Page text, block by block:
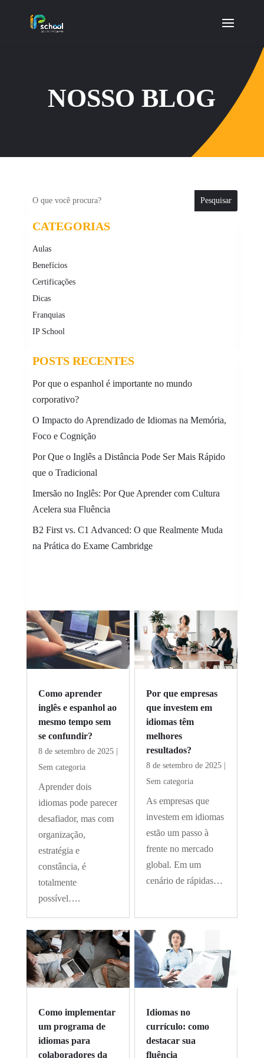
NOSSO BLOG
CATEGORIAS
Aulas
Benefícios
Certificações
Dicas
Franquias
IP School
POSTS RECENTES
Por que o espanhol é importante no mundo
corporativo?
O Impacto do Aprendizado de Idiomas na Memória,
Foco e Cognição
Por Que o Inglês a Distância Pode Ser Mais Rápido
que o Tradicional
Imersão no Inglês: Por Que Aprender com Cultura
Acelera sua Fluência
B2 First vs. C1 Advanced: O que Realmente Muda
na Prática do Exame Cambridge
Como aprender
inglês e espanhol ao
mesmo tempo sem
se confundir?
8 de setembro de 2025|
Sem categoria
Aprender dois
idiomas pode parecer
desafiador, mas com
organização,
estratégia e
constância, é
totalmente
possível….
Por que empresas
que investem em
idiomas têm
melhores
resultados?
8 de setembro de 2025|
Sem categoria
As empresas que
investem em idiomas
estão um passo à
frente no mercado
global. Em um
cenário de rápidas…
Como implementar
um programa de
idiomas para
colaboradores da
Idiomas no
currículo: como
destacar sua
fluência